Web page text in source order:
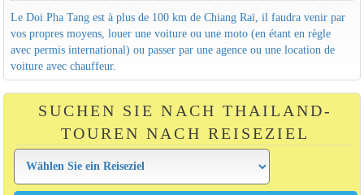
Le Doi Pha Tang est à plus de 100 km de Chiang Raï, il faudra venir par
vos propres moyens, louer une voiture ou une moto (en étant en règle
avec permis international) ou passer par une agence ou une location de
voiture avec chauffeur.
SUCHEN SIE NACH THAILAND-
TOUREN NACH REISEZIEL